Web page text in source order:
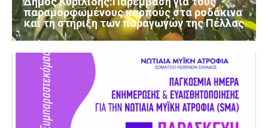
παραμορφωμένους καρπούς στα ροδάκινα
και τη στήριξη των παραγωγών της Πέλλας